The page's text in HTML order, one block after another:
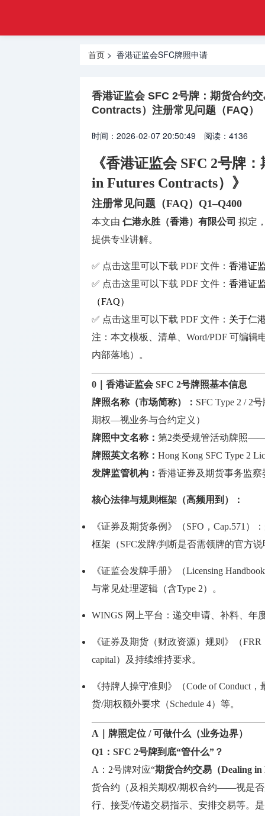
合规
牌照牌照
VASP牌
照
外汇经纪
牌照
货币兑换
牌照
国际汇款
牌照
支付机构
牌照
投资顾问
牌照
保险相关
首页 > 香港证监会SFC牌照申请
香港证监会 SFC 2号牌：期货合约
Contracts）注册常见问题（FAQ）
时间：2026-02-07 20:50:49 阅读：4136
《香港证监会 SFC 2号牌
in Futures Contracts）》
注册常见问题（FAQ）Q1–Q400
本文由 仁港永胜（香港）有限公司 拟定
提供专业讲解。
✅ 点击这里可以下载 PDF 文件： 香港证
✅ 点击这里可以下载 PDF 文件： 香港证
（FAQ）
✅ 点击这里可以下载 PDF 文件： 关于仁
注：本文模板、清单、Word/PDF 可编
内部落地）。
0｜香港证监会 SFC 2号牌照基本信息
牌照名称（市场简称）： SFC Type 2 / 2
期权—视业务与合约定义）
牌照中文名称： 第2类受规管活动牌照——
牌照英文名称： Hong Kong SFC Type 2
发牌监管机构： 香港证券及期货事务监察
核心法律与规则框架（高频用到）：
《证券及期货条例》（SFO，Cap.571）
框架（SFC发牌/判断是否需领牌的官方
《证监会发牌手册》（Licensing
与常见处理逻辑（含Type 2）。
WINGS 网上平台：递交申请、补料、年
《证券及期货（财政资源）规则》（
capital）及持续维持要求。
《持牌人操守准则》（Code of Conduct
货/期权额外要求（Schedule 4）等。
A｜牌照定位 / 可做什么（业务边界）
Q1：SFC 2号牌到底“管什么”？
A：2号牌对应“期货合约交易（Dealing in
货合约（及相关期权/期权合约——视是
行、接受/传递交易指示、安排交易等。